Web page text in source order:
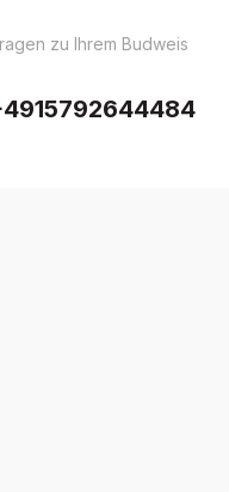
zu Ihrem Budweis